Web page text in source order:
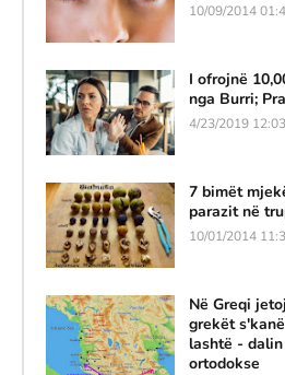
10/09/2014
I ofrojnë
nga Burri;
4/23/2019
7 bimët
parazit në
10/01/2014
Në Greqi
grekët
lashtë -
ortodokse